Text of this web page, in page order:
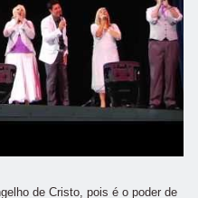
de Cristo, pois é o poder de